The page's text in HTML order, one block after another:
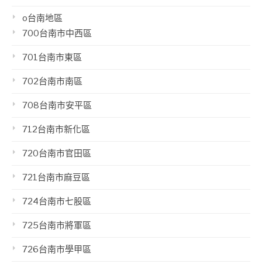
o台南地區
700台南市中西區
701台南市東區
702台南市南區
708台南市安平區
712台南市新化區
720台南市官田區
721台南市麻豆區
724台南市七股區
725台南市將軍區
726台南市學甲區